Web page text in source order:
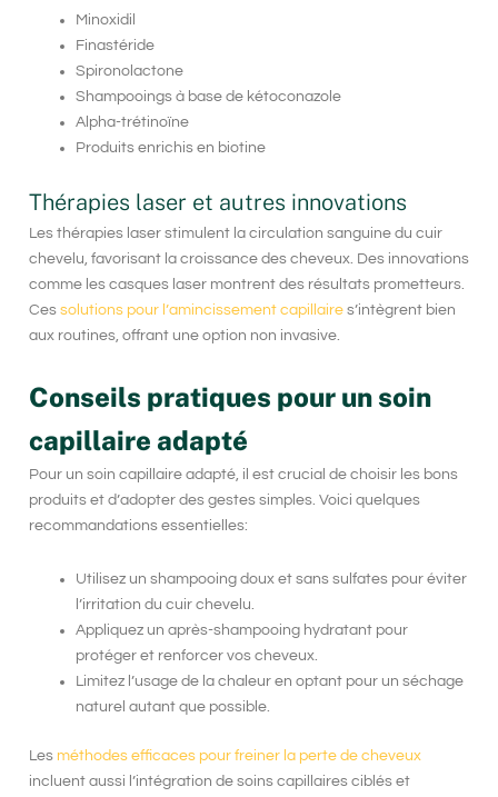
Minoxidil
Finastéride
Spironolactone
Shampooings à base de kétoconazole
Alpha-trétinoïne
Produits enrichis en biotine
Thérapies laser et autres innovations
Les thérapies laser stimulent la circulation sanguine du cuir
chevelu, favorisant la croissance des cheveux. Des innovations
comme les casques laser montrent des résultats prometteurs.
Ces solutions pour l’amincissement capillaire s’intègrent bien
aux routines, offrant une option non invasive.
Conseils pratiques pour un soin
capillaire adapté
Pour un soin capillaire adapté, il est crucial de choisir les bons
produits et d’adopter des gestes simples. Voici quelques
recommandations essentielles:
Utilisez un shampooing doux et sans sulfates pour éviter
l’irritation du cuir chevelu.
Appliquez un après-shampooing hydratant pour
protéger et renforcer vos cheveux.
Limitez l’usage de la chaleur en optant pour un séchage
naturel autant que possible.
Les méthodes efficaces pour freiner la perte de cheveux
incluent aussi l’intégration de soins capillaires ciblés et